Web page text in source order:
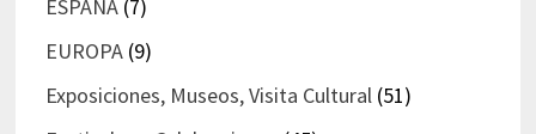
ESPAÑA(7)
EUROPA(9)
Exposiciones, Museos, Visita Cultural(51)